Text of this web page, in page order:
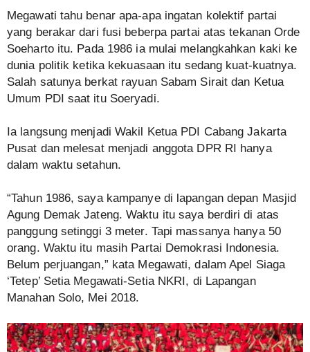
Megawati tahu benar apa-apa ingatan kolektif partai
yang berakar dari fusi beberpa partai atas tekanan Orde
Soeharto itu. Pada 1986 ia mulai melangkahkan kaki ke
dunia politik ketika kekuasaan itu sedang kuat-kuatnya.
Salah satunya berkat rayuan Sabam Sirait dan Ketua
Umum PDI saat itu Soeryadi.
Ia langsung menjadi Wakil Ketua PDI Cabang Jakarta
Pusat dan melesat menjadi anggota DPR RI hanya
dalam waktu setahun.
“Tahun 1986, saya kampanye di lapangan depan Masjid
Agung Demak Jateng. Waktu itu saya berdiri di atas
panggung setinggi 3 meter. Tapi massanya hanya 50
orang. Waktu itu masih Partai Demokrasi Indonesia.
Belum perjuangan,” kata Megawati, dalam Apel Siaga
‘Tetep’ Setia Megawati-Setia NKRI, di Lapangan
Manahan Solo, Mei 2018.